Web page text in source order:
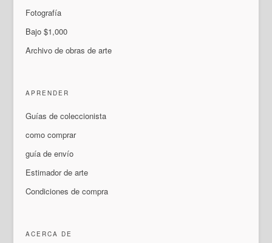
Fotografía
Bajo $1,000
Archivo de obras de arte
APRENDER
Guías de coleccionista
como comprar
guía de envío
Estimador de arte
Condiciones de compra
ACERCA DE